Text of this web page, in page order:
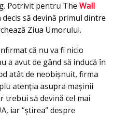
Potrivit pentru The Wall
decis să devină primul dintre
Ziua Umorului.
că nu va fi nicio
a avut de gând să inducă în
atât de neobișnuit, firma
atenția asupra mașinii
trebui să devină cel mai
iar “ştirea” despre